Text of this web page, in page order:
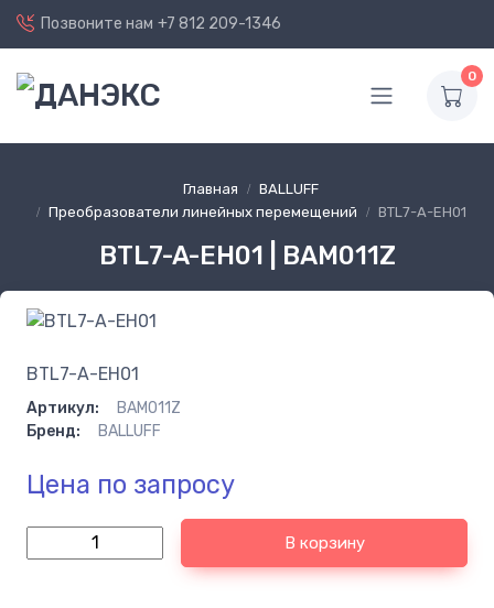
Позвоните нам +7 812 209-1346
0
Главная
BALLUFF
Преобразователи линейных перемещений
BTL7-A-EH01
BTL7-A-EH01 | BAM011Z
BTL7-A-EH01
Артикул:
BAM011Z
Бренд:
BALLUFF
Цена по запросу
В корзину